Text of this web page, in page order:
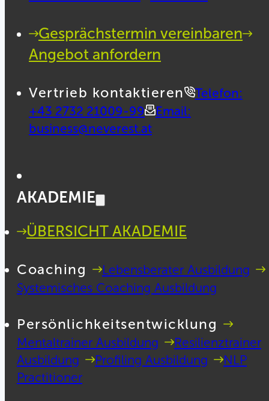
Gesprächstermin vereinbaren
Angebot anfordern
Vertrieb kontaktieren
Telefon:
+43 2732 21009-99
Email:
business@neverest.at
AKADEMIE
ÜBERSICHT AKADEMIE
Coaching
Lebensberater Ausbildung
Systemisches Coaching Ausbildung
Persönlichkeitsentwicklung
Mentaltrainer Ausbildung
Resilienztrainer
Ausbildung
Profiling Ausbildung
NLP
Practitioner